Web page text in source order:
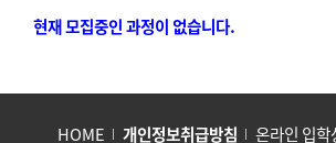
현재 모집중인 과정이 없습니다.
HOME 개인정보취급방침 온라인 입학